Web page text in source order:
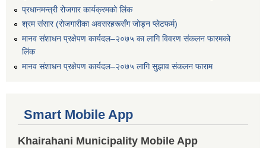
प्रधानमन्त्री रोजगार कार्यक्रमको लिंक
श्रम संसार (रोजगारीका अवसरहरूसँग जोड्न प्लेटफर्म)
मानव संशाधन प्रक्षेपण कार्यदल–२०७५ का लागि विवरण संकलन फारमको
लिंक
मानव संशाधन प्रक्षेपण कार्यदल–२०७५ लागि सुझाव संकलन फाराम
Smart Mobile App
Khairahani Municipality Mobile App